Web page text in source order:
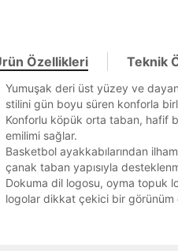
Özellikleri Teknik
Yumuşak deri üst yüzey ve
stilini gün boyu süren konforla
Konforlu köpük orta taban, hafif
emilimi sağlar.
Basketbol ayakkabılarından
çanak taban yapısıyla
Dokuma dil logosu, oyma topuk
logolar dikkat çekici bir görünüm
yap